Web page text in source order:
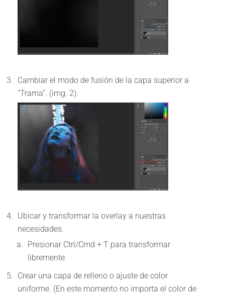
Cambiar el modo de fusión de la capa superior a
“Trama”. (img. 2).
Ubicar y transformar la overlay a nuestras
necesidades.
Presionar Ctrl/Cmd + T para transformar
libremente.
Crear una capa de relleno o ajuste de color
uniforme. (En este momento no importa el color de